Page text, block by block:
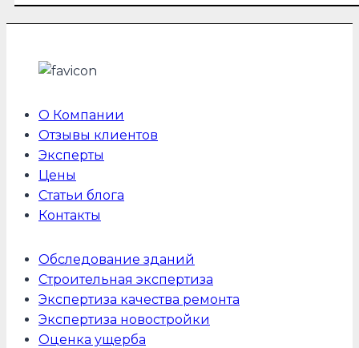
О Компании
Отзывы клиентов
Эксперты
Цены
Статьи блога
Контакты
Обследование зданий
Строительная экспертиза
Экспертиза качества ремонта
Экспертиза новостройки
Оценка ущерба